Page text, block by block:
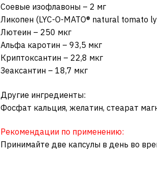
Соевые изофлавоны – 2 мг
Ликопен (LYC-O-MATO® natural tomato
Лютеин – 250 мкг
Альфа каротин – 93,5 мкг
Криптоксантин – 22,8 мкг
Зеаксантин – 18,7 мкг
Другие ингредиенты:
Фосфат кальция, желатин, стеарат
Рекомендации по применению:
Принимайте две капсулы в день во